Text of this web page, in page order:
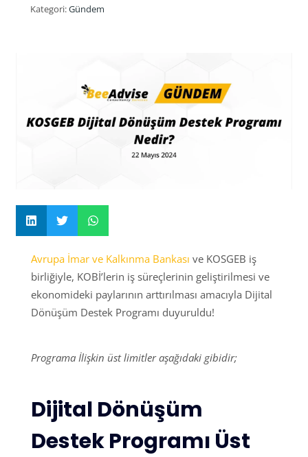
Kategori:Gündem
Avrupa İmar ve Kalkınma Bankasıve KOSGEB iş
birliğiyle, KOBİ’lerin iş süreçlerinin geliştirilmesi ve
ekonomideki paylarının arttırılması amacıyla Dijital
Dönüşüm Destek Programı duyuruldu!
Programa İlişkin üst limitler aşağıdaki gibidir;
Dijital Dönüşüm
Destek Programı Üst